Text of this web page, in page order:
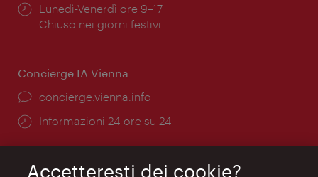
Orari
di
Lunedì-Venerdì ore 9–17
Chiuso nei giorni festivi
Concierge IA Vienna
Ort:
concierge.vienna.info
Öffnungszeiten:
Informazioni 24 ore su 24
Accetteresti dei cookie?